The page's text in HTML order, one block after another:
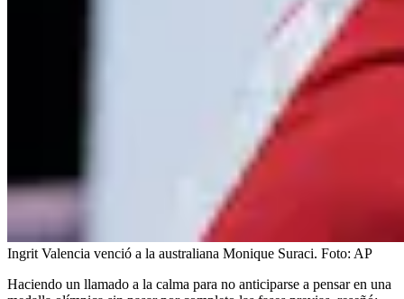
Ingrit Valencia venció a la australiana Monique Suraci. Foto: AP
Haciendo un llamado a la calma para no anticiparse a pensar en una